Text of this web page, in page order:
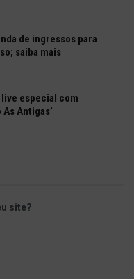
de ingressos para
saiba mais
especial com
Antigas’
site?